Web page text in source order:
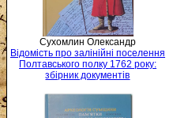
Сухомлин Олександр
Відомість про залінійні поселення
Полтавського полку 1762 року:
збірник документів